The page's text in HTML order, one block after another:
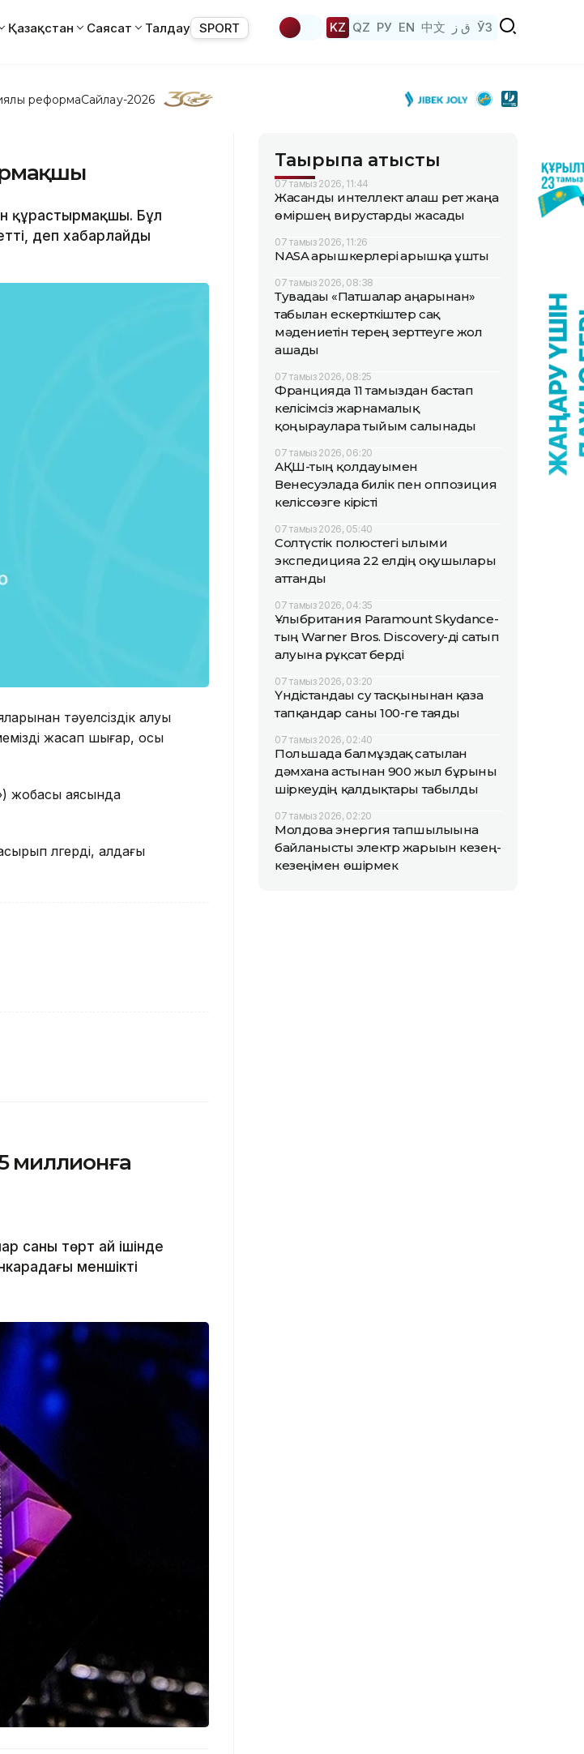
Қазақстан Саясат Талдау SPORT KZ QZ РУ EN 中文 ق ز ЎЗ
реформаСайлау-2026
құрастырмақшы. Бұл
деп хабарлайды
тәуелсіздік алуы
жасап шығар, осы
жобасы аясында
үлгерді, алдағы
миллионға
саны төрт ай ішінде
меншікті
Тақырыпқа қатысты
07 тамыз 2026, 11:44
Жасанды интеллект алғаш рет жаңа
өміршең вирустарды жасады
07 тамыз 2026, 11:26
NASA ғарышкерлері ғарышқа ұшты
07 тамыз 2026, 08:38
Тувадағы «Патшалар аңғарынан»
табылған ескерткіштер сақ
мәдениетін терең зерттеуге жол
ашады
07 тамыз 2026, 08:25
Францияда 11 тамыздан бастап
келісімсіз жарнамалық
қоңырауларға тыйым салынады
07 тамыз 2026, 06:20
АҚШ-тың қолдауымен
Венесуэлада билік пен оппозиция
келіссөзге кірісті
07 тамыз 2026, 05:40
Солтүстік полюстегі ғылыми
экспедицияға 22 елдің оқушылары
аттанды
07 тамыз 2026, 04:35
Ұлыбритания Paramount Skydance-
тың Warner Bros. Discovery-ді сатып
алуына рұқсат берді
07 тамыз 2026, 03:20
Үндістандағы су тасқынынан қаза
тапқандар саны 100-ге таяды
07 тамыз 2026, 02:40
Польшада балмұздақ сатылған
дәмхана астынан 900 жыл бұрынғы
шіркеудің қалдықтары табылды
07 тамыз 2026, 02:20
Молдова энергия тапшылығына
байланысты электр жарығын кезең-
кезеңімен өшірмек